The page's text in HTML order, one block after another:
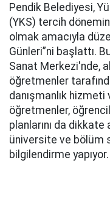
Pendik Belediyesi,
(YKS) tercih
olmak amacıyla
Günleri”ni başlattı.
Sanat Merkezi'nde,
öğretmenler
danışmanlık
öğretmenler,
planlarını da
üniversite ve bölüm
bilgilendirme yapıyor.